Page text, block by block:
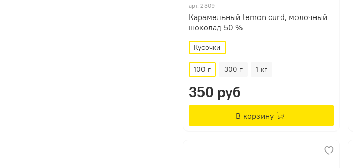
арт. 2309
Карамельный lemon curd, молочный
шоколад 50 %
Кусочки
100 г 300 г 1 кг
350 руб
В корзину